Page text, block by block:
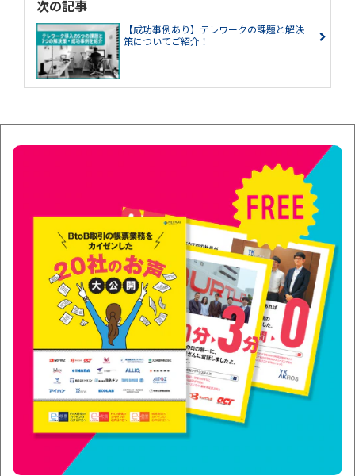
次の記事
【成功事例あり】テレワークの課題と解決
策についてご紹介！